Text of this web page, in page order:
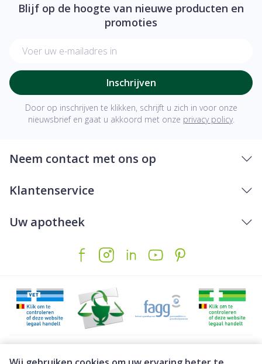
Blijf op de hoogte van nieuwe producten en
promoties
Inschrijven
Door op inschrijven te klikken, schrijft u zich in voor onze
nieuwsbrief en gaat u akkoord met onze privacy policy.
Neem contact met ons op
Klantenservice
Uw apotheek
Juridische links